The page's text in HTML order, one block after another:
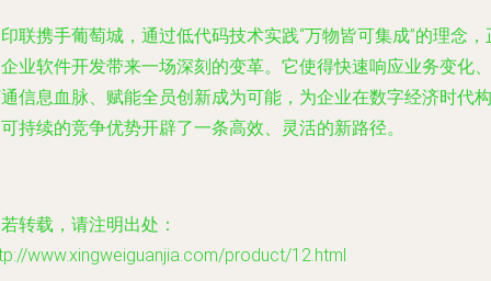
联携手葡萄城，通过低代码技术实践“万物皆可集成”的理念，
业软件开发带来一场深刻的变革。它使得快速响应业务变化、
信息血脉、赋能全员创新成为可能，为企业在数字经济时代构
持续的竞争优势开辟了一条高效、灵活的新路径。
转载，请注明出处：
www.xingweiguanjia.com/product/12.html